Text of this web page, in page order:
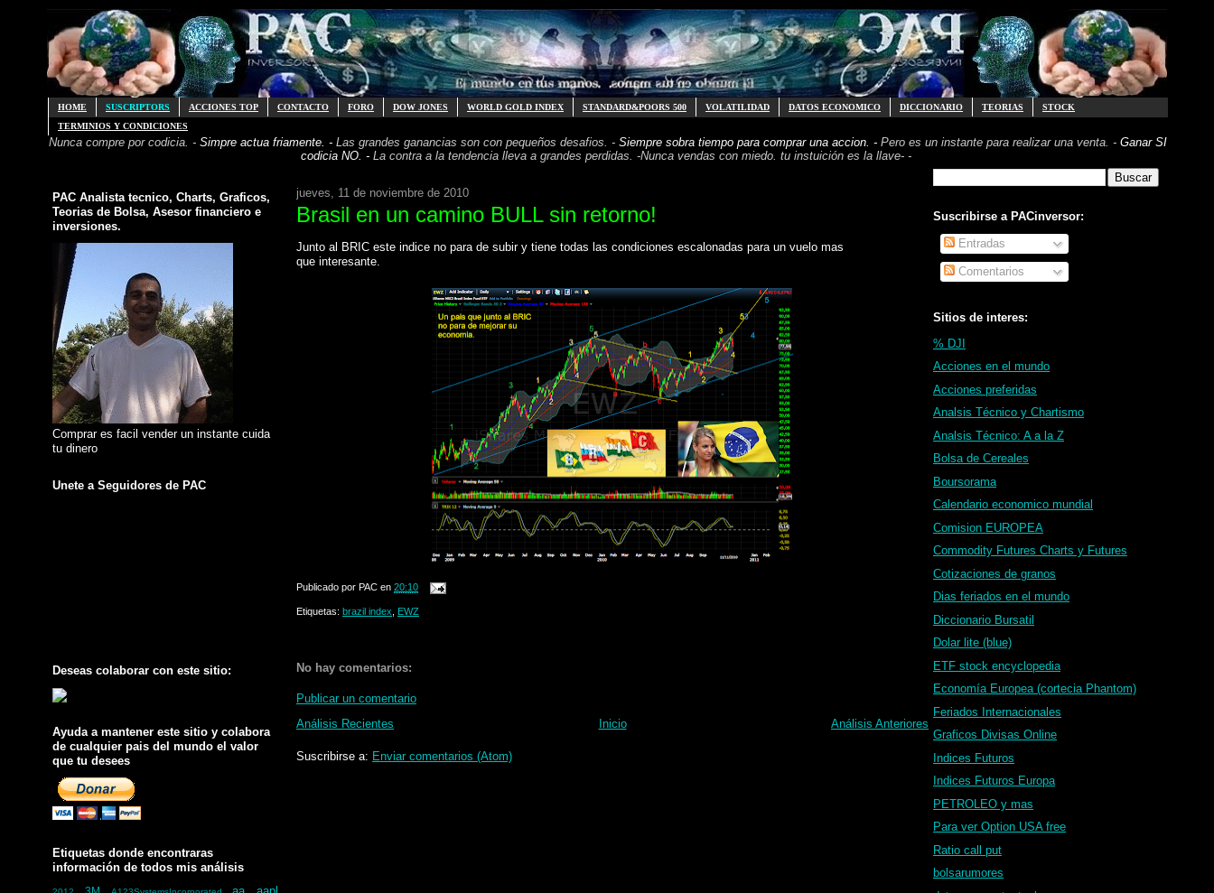
HOME SUSCRIPTORS ACCIONES TOP CONTACTO FORO DOW JONES WORLD GOLD INDEX STANDARD&POORS 500 VOLATILIDAD DATOS ECONOMICO DICCIONARIO TEORIAS
STOCK
TERMINIOS Y CONDICIONES
Nunca compre por codicia. - Simpre actua friamente. - Las grandes ganancias son con pequeños desafios. - Siempre sobra tiempo para comprar una accion. - Pero es un instante para realizar una venta. - Ganar SI
codicia NO. - La contra a la tendencia lleva a grandes perdidas. -Nunca vendas con miedo. tu instuición es la llave- -
PAC Analista tecnico, Charts, Graficos,
Teorias de Bolsa, Asesor financiero e
inversiones.
Comprar es facil vender un instante cuida
tu dinero
Unete a Seguidores de PAC
Deseas colaborar con este sitio:
Ayuda a mantener este sitio y colabora
de cualquier pais del mundo el valor
que tu desees
Etiquetas donde encontraras
información de todos mis análisis
jueves, 11 de noviembre de 2010
Brasil en un camino BULL sin retorno!
Junto al BRIC este indice no para de subir y tiene todas las condiciones escalonadas para un vuelo mas
que interesante.
Publicado por PAC en 20:10
Etiquetas: brazil index, EWZ
No hay comentarios:
Publicar un comentario
Análisis Recientes
Análisis Anteriores
Inicio
Suscribirse a: Enviar comentarios (Atom)
Suscribirse a PACinversor:
Entradas
Comentarios
Sitios de interes:
% DJI
Acciones en el mundo
Acciones preferidas
Analsis Técnico y Chartismo
Analsis Técnico: A a la Z
Bolsa de Cereales
Boursorama
Calendario economico mundial
Comision EUROPEA
Commodity Futures Charts y Futures
Cotizaciones de granos
Dias feriados en el mundo
Diccionario Bursatil
Dolar lite (blue)
ETF stock encyclopedia
Economía Europea (cortecia Phantom)
Feriados Internacionales
Graficos Divisas Online
Indices Futuros
Indices Futuros Europa
PETROLEO y mas
Para ver Option USA free
Ratio call put
bolsarumores